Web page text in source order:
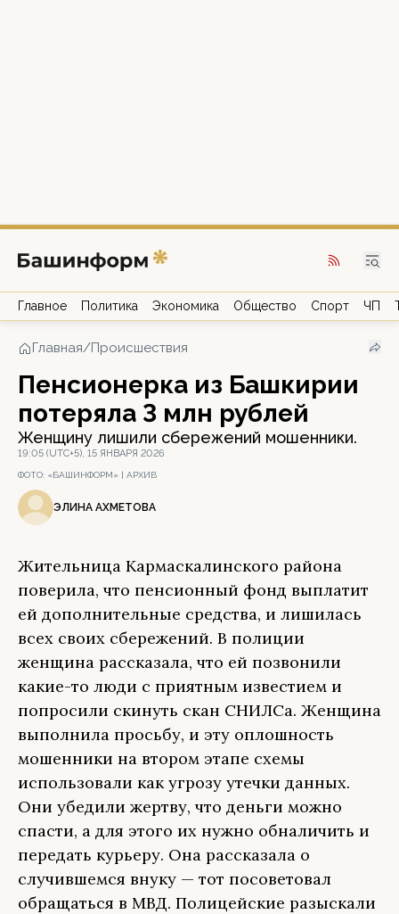
Главное Политика Экономика Общество Спорт ЧП
Главная/Происшествия
Пенсионерка из Башкирии
потеряла 3 млн рублей
Женщину лишили сбережений мошенники.
19:05 (UTC+5), 15 ЯНВАРЯ 2026
ФОТО: «БАШИНФОРМ» | АРХИВ
ЭЛИНА АХМЕТОВА
Жительница Кармаскалинского района
поверила, что пенсионный фонд выплатит
ей дополнительные средства, и лишилась
всех своих сбережений. В полиции
женщина рассказала, что ей позвонили
какие-то люди с приятным известием и
попросили скинуть скан СНИЛСа. Женщина
выполнила просьбу, и эту оплошность
мошенники на втором этапе схемы
использовали как угрозу утечки данных.
Они убедили жертву, что деньги можно
спасти, а для этого их нужно обналичить и
передать курьеру. Она рассказала о
случившемся внуку — тот посоветовал
обращаться в МВД. Полицейские разыскали